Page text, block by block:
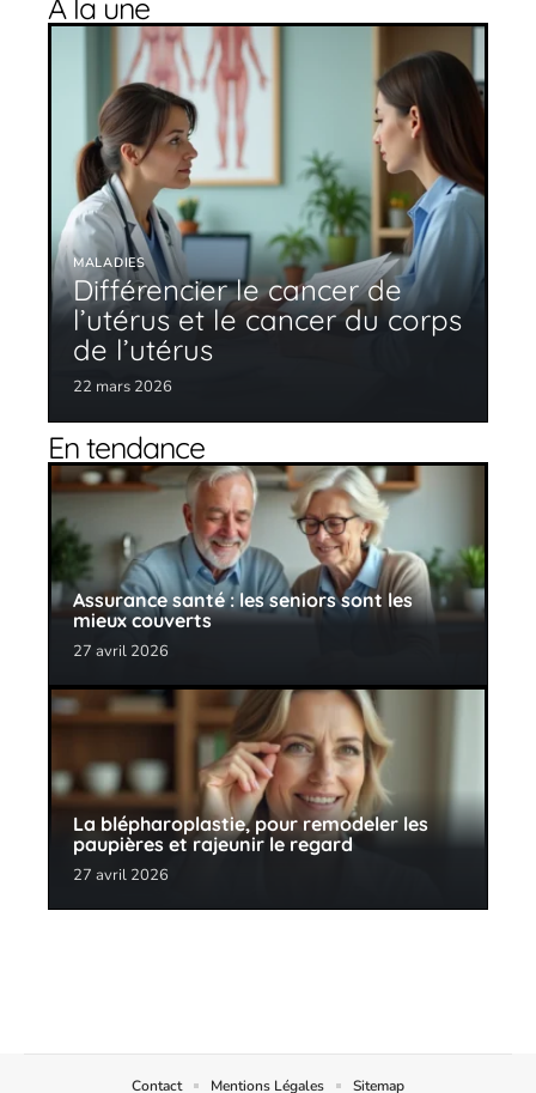
À la une
MALADIES
Différencier le cancer de
l’utérus et le cancer du corps
de l’utérus
22 mars 2026
En tendance
Assurance santé : les seniors sont les
mieux couverts
27 avril 2026
La blépharoplastie, pour remodeler les
paupières et rajeunir le regard
27 avril 2026
Contact Mentions Légales Sitemap